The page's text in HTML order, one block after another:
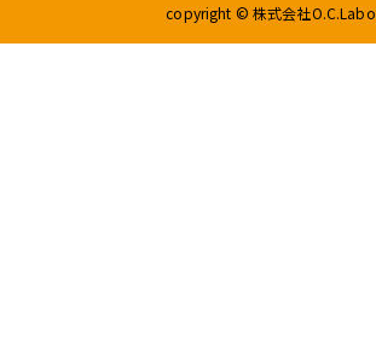
copyright © 株式会社O.C.Labo